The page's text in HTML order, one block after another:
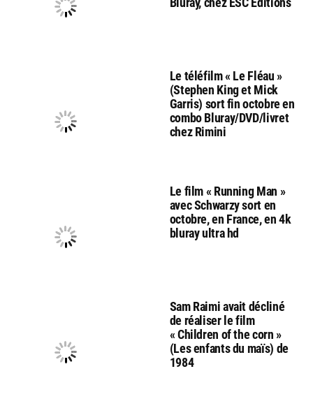
Le téléfilm « Le Fléau »
(Stephen King et Mick
Garris) sort fin octobre en
combo Bluray/DVD/livret
chez Rimini
Le film « Running Man »
avec Schwarzy sort en
octobre, en France, en 4k
bluray ultra hd
Sam Raimi avait décliné
de réaliser le film
« Children of the corn »
(Les enfants du maïs) de
1984